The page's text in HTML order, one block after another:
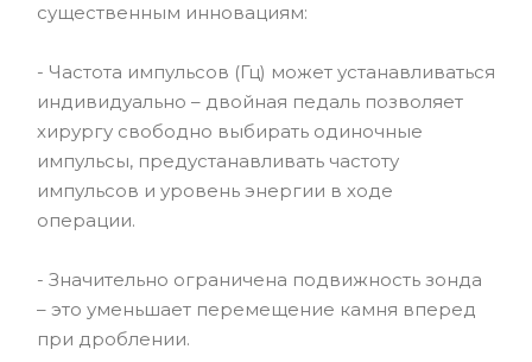
существенным инновациям:
- Частота импульсов (Гц) может устанавливаться
индивидуально – двойная педаль позволяет
хирургу свободно выбирать одиночные
импульсы, предустанавливать частоту
импульсов и уровень энергии в ходе
операции.
- Значительно ограничена подвижность зонда
– это уменьшает перемещение камня вперед
при дроблении.